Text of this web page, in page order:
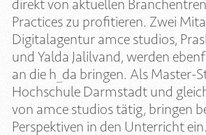
direkt von aktuellen
Practices zu profitieren. Zwei
Digitalagentur amce studios,
und Yalda Jalilvand, werden
an die h_da bringen. Als Master-
Hochschule Darmstadt und
von amce studios tätig, bringen
Perspektiven in den Unterricht